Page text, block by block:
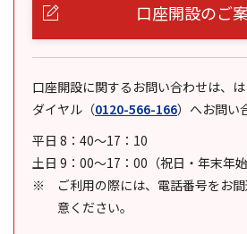
口座開設のご
口座開設に関するお問い合わせは、
ダイヤル （0120-566-166） へお問い
平日 8：40～17：10
土日 9：00～17：00（祝日・年末年始
ご利用の際には、電話番号をお
意ください。